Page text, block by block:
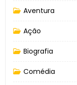
Aventura
Ação
Biografia
Comédia